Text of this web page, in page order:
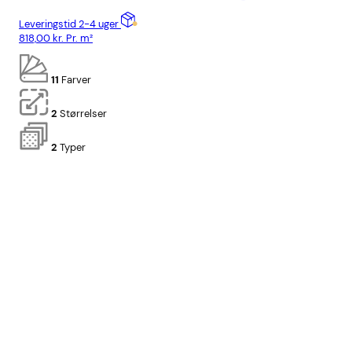
Leveringstid 2-4 uger
818,00kr. Pr. m²
11 Farver
2 Størrelser
2 Typer